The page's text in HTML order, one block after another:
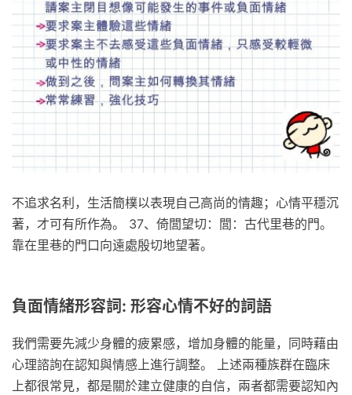
不追求名利，生活簡樸以表現自己高尚的情趣；心情平穩沉
著，才可有所作為。 37、倚閭望切：閭：古代里巷的門。
靠在里巷的門口向遠處殷切地望著。
負面情緒形容詞: 形容心情不好的詞語
我們需要先減少身體的疲累感，增加身體的能量，同時藉由
心理諮詢在認知與情感上進行調整。 上述兩種族群在臨床
上都很常見，都是關於建立健康的自信，兩者都需要認知內